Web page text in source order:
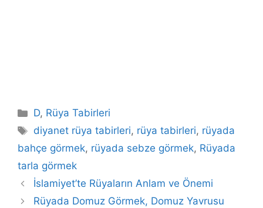
Kategoriler
D, Rüya Tabirleri
Etiketler
diyanet rüya tabirleri, rüya tabirleri, rüyada
bahçe görmek, rüyada sebze görmek, Rüyada
tarla görmek
İslamiyet’te Rüyaların Anlam ve Önemi
Rüyada Domuz Görmek, Domuz Yavrusu